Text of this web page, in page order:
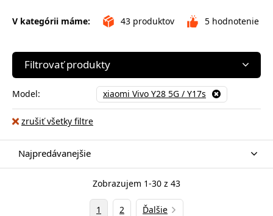
V kategórii máme: 43 produktov 5 hodnotenie
Filtrovať produkty
Model: xiaomi Vivo Y28 5G / Y17s
zrušiť všetky filtre
Najpredávanejšie
Zobrazujem 1-30 z 43
1 2 Ďalšie